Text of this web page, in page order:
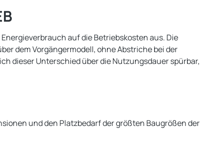
auf die Betriebskosten aus. Die
dem Vorgängermodell, ohne Abstriche bei der
dieser Unterschied über die Nutzungsdauer spürbar,
und den Platzbedarf der größten Baugrößen der